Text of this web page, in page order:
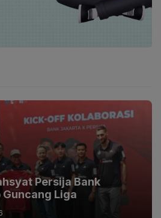
Persija Bank
Liga